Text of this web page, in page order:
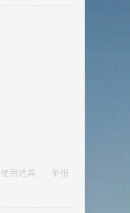
使用道具 举报